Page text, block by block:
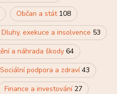
Občan a stát 108
Dluhy, exekuce a insolvence 53
a náhrada škody 64
Sociální podpora a zdraví43
Finance a investování 27